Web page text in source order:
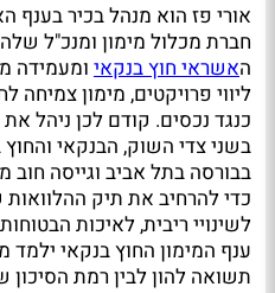
אורי פז הוא מנהל בכיר בענף
חברת מכלול מימון ומנכ"ל
האשראי חוץ בנקאי ומעמידה
ליווי פרויקטים, מימון צמיחה
כנגד נכסים. קודם לכן ניהל את
בשני צדי השוק, הבנקאי
בבורסה בתל אביב וגייסה חוב
כדי להרחיב את תיק
לשינויי ריבית, לאיכות
ענף המימון החוץ בנקאי
תשואה להון לבין רמת